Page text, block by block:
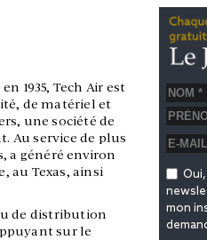
1935, Tech Air est
de matériel et
une société de
Au service de plus
a généré environ
au Texas, ainsi
de distribution
sur le
mon